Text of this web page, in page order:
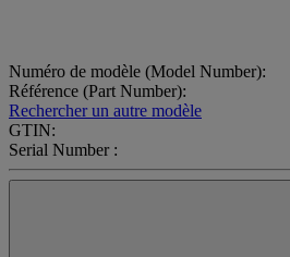
Numéro de modèle (Model Number):
Référence (Part Number):
Rechercher un autre modèle
GTIN:
Serial Number :